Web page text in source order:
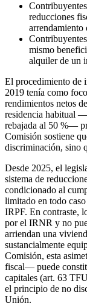
reducciones
arrendamiento
mismo
alquiler de un
El procedimiento de
2019 tenía como
rendimientos netos
residencia habitual
rebajada al 50 %—
Comisión sostiene
discriminación, sino
Desde 2025, el
sistema de
condicionado al
limitado en todo
IRPF. En contraste,
por el IRNR y no
arriendan una
sustancialmente
Comisión, esta
fiscal— puede
capitales (art. 63
el principio de no
Unión.